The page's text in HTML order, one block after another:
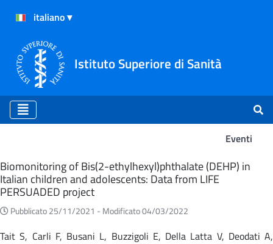
Istituto Superiore di Sanità
Eventi
Eventi
Biomonitoring of Bis(2-ethylhexyl)phthalate (DEHP) in
Italian children and adolescents: Data from LIFE
PERSUADED project
Pubblicato 25/11/2021 - Modificato 04/03/2022
Tait S, Carli F, Busani L, Buzzigoli E, Della Latta V, Deodati A,